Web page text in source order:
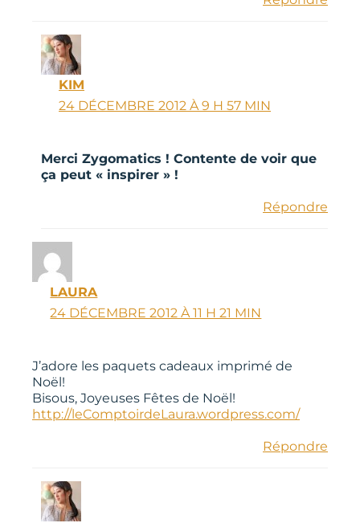
KIM
24 DÉCEMBRE 2012 À 9 H 57 MIN
Merci Zygomatics ! Contente de voir que
ça peut « inspirer » !
Répondre
LAURA
24 DÉCEMBRE 2012 À 11 H 21 MIN
J’adore les paquets cadeaux imprimé de
Noël!
Bisous, Joyeuses Fêtes de Noël!
http://leComptoirdeLaura.wordpress.com/
Répondre